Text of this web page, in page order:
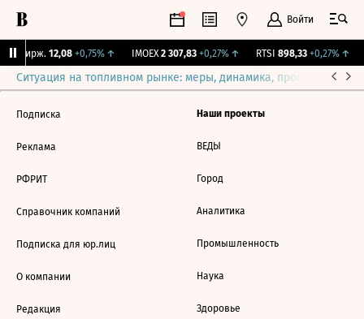
Войти
Бирж. 12,08 +0,75%↑ IMOEX 2 307,83 +0,27%↑ RTSI 898,33 +0,27%↑
Ситуация на топливном рынке: меры, динамика, прогнозы
Подписка
Реклама
РФРИТ
Справочник компаний
Подписка для юр.лиц
О компании
Редакция
Наши проекты
ВЕДЫ
Город
Аналитика
Промышленность
Наука
Здоровье